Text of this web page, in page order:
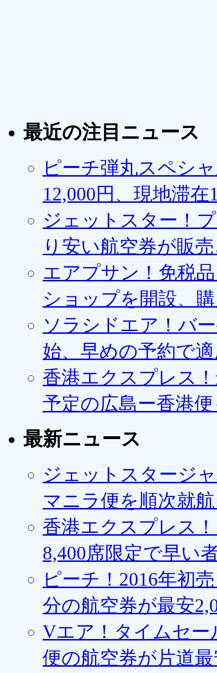
最近の注目ニュース
ピーチ弾丸スペシ
12,000円、現地滞
ジェットスター！
り安い航空券が販
エアプサン！免税
ショップを開設、
ソラシドエア！バ
始、早めの予約で
香港エクスプレス
予定の広島ー香港
最新ニュース
ジェットスタージ
マニラ便を順次就
香港エクスプレス
8,400席限定で早い
ピーチ！2016年初
分の航空券が最安
Vエア！タイムセー
便の航空券が片道最